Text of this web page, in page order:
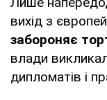
вихід з
забороняє
влади
дипломатів і